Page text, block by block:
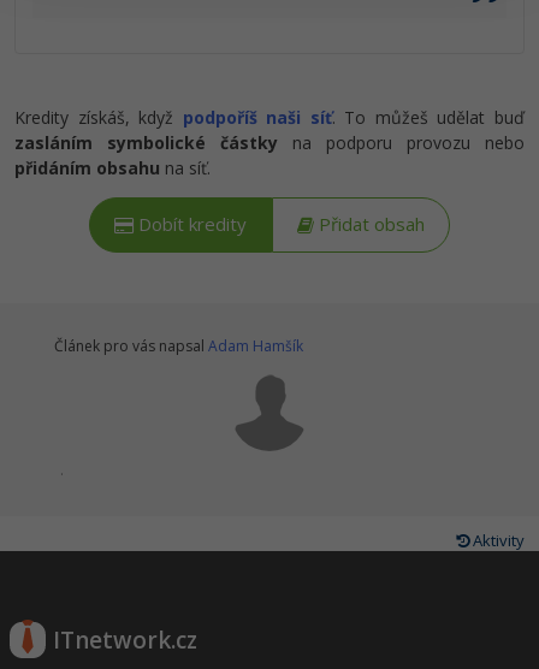
Kredity získáš, když podpoříš naši síť. To můžeš udělat buď
zasláním symbolické částky na podporu provozu nebo
přidáním obsahu na síť.
Dobít kredity Přidat obsah
Článek pro vás napsal Adam Hamšík
.
Aktivity
ITnetwork.cz